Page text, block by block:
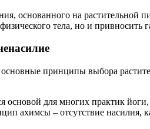
основанного на
тела, но и
принципы выбора
основой для многих практик
ахимсы – отсутствие насилия,